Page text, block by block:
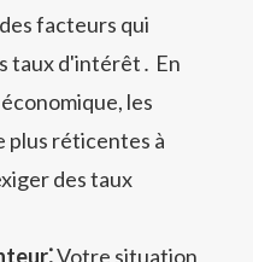
facteurs qui
taux d'intérêt․ En
les
plus réticentes à
des taux
Votre situation